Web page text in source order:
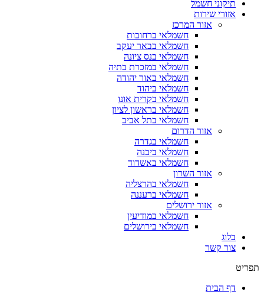
תיקוני חשמל
אזורי שירות
אזור המרכז
חשמלאי ברחובות
חשמלאי בבאר יעקב
חשמלאי בנס ציונה
חשמלאי במזכרת בתיה
חשמלאי באור יהודה
חשמלאי ביהוד
חשמלאי בקרית אונו
חשמלאי בראשון לציון
חשמלאי בתל אביב
אזור הדרום
חשמלאי בגדרה
חשמלאי ביבנה
חשמלאי באשדוד
אזור השרון
חשמלאי בהרצליה
חשמלאי ברעננה
אזור ירושלים
חשמלאי במודיעין
חשמלאי בירושלים
בלוג
צור קשר
תפריט
דף הבית